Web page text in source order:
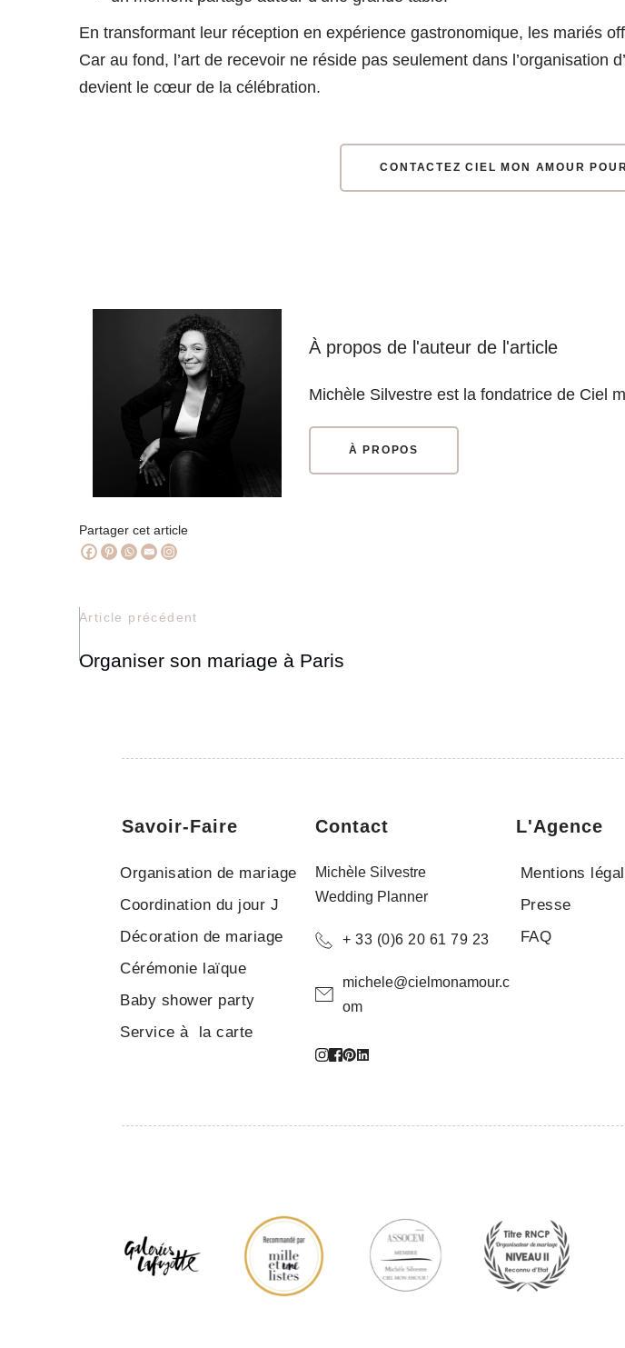
En transformant leur réception en expérience gastronomique, les mariés
Car au fond, l’art de recevoir ne réside pas seulement dans l’organisation
devient le cœur de la célébration.
CONTACTEZ CIEL MON AMOUR
À propos de l'auteur de l'article
Michèle Silvestre est la fondatrice de Ciel
À PROPOS
Partager cet article
Article précédent
Organiser son mariage à Paris
Savoir-Faire
Organisation de mariage
Coordination du jour J
Décoration de mariage
Cérémonie laïque
Baby shower party
Service à  la carte
Contact
Michèle Silvestre
Wedding Planner
+ 33 (0)6 20 61 79 23
michele@cielmonamour.c
om
L'Agence
Mentions
Presse
FAQ